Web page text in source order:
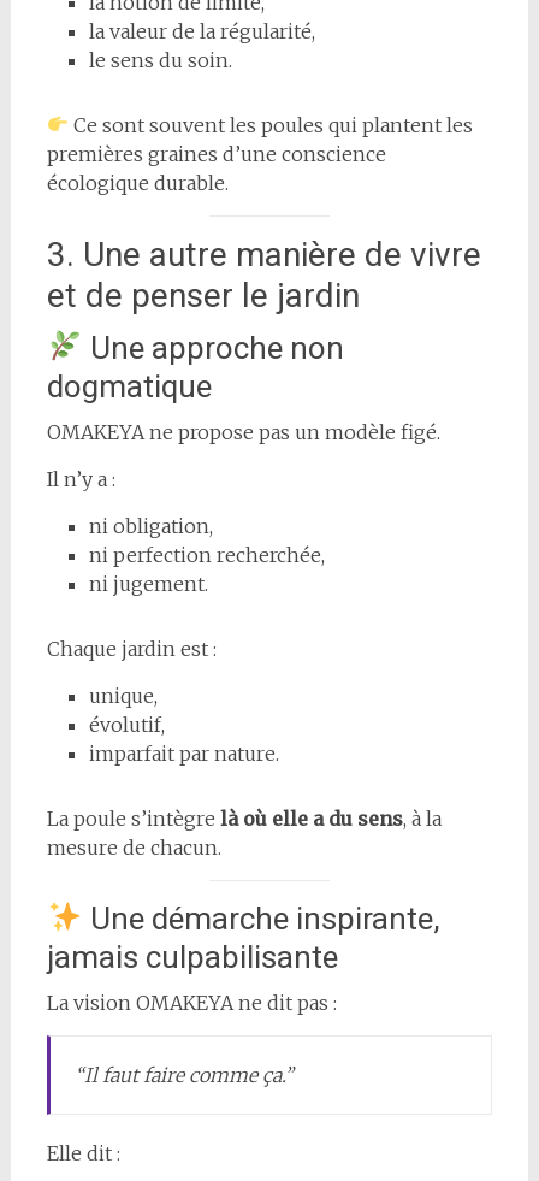
la valeur de la régularité,
le sens du soin.
Ce sont souvent les poules qui plantent les
premières graines d’une conscience
écologique durable.
3. Une autre manière de vivre
et de penser le jardin
Une approche non
dogmatique
OMAKEYA ne propose pas un modèle figé.
Il n’y a :
ni obligation,
ni perfection recherchée,
ni jugement.
Chaque jardin est :
unique,
évolutif,
imparfait par nature.
La poule s’intègre là où elle a du sens, à la
mesure de chacun.
Une démarche inspirante,
jamais culpabilisante
La vision OMAKEYA ne dit pas :
“Il faut faire comme ça.”
Elle dit :